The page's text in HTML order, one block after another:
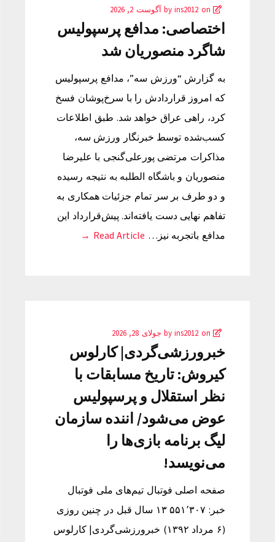
ins2012 on آگوست 2, 2026
اختصاصی: مدافع پرسپولیس
شاگرد منصوریان شد
به گزارش “ورزش سه”، مدافع پرسپولیس
که امروز قراردادش را با سرخ‌پوشان فسخ
کرد، راهی عراق خواهد شد. طبق اطلاعات
کسب‌شده توسط خبرنگار ورزش سه،
مذاکرات مرتضی پورعلی‌گنجی با علیرضا
منصوریان و باشگاه الطلبه به نتیجه رسیده
و دو طرف بر سر تمام جزئیات همکاری به
تفاهم نهایی دست یافته‌اند. پیش‌قرارداد این
مدافع باتجربه نیز… Read Article →
ins2012 on جولای 28, 2026
خبرورزشی‌گردی| کارلوس
کیروش: تاریخ مسابقات با
نظر استقلال و پرسپولیس
عوض می‌شود/ اننده سازمان
لیگ برنامه بازی‌ها را
می‌نویسد!
صفحه اصلی فوتبال تیم‌های ملی فوتبال
خبر: ۵۵۱٬۳۰۷ ۱۳ سال قبل در چنین روزی
(۶ مرداد ۱۳۹۲) خبرورزشی‌گردی| کارلوس